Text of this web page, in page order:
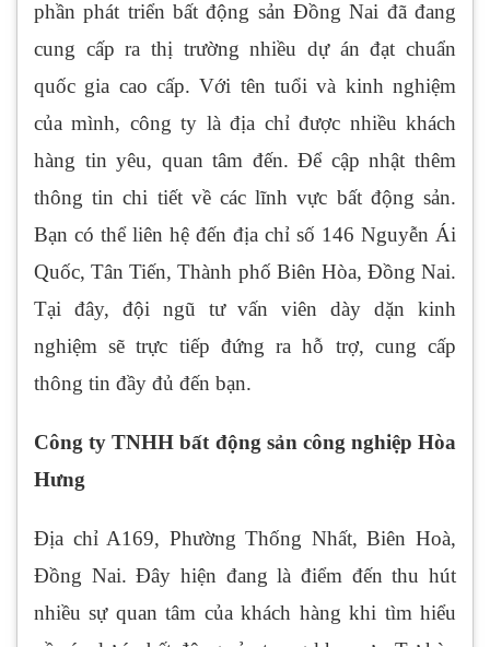
phần phát triển bất động sản Đồng Nai đã đang
cung cấp ra thị trường nhiều dự án đạt chuẩn
quốc gia cao cấp. Với tên tuổi và kinh nghiệm
của mình, công ty là địa chỉ được nhiều khách
hàng tin yêu, quan tâm đến. Để cập nhật thêm
thông tin chi tiết về các lĩnh vực bất động sản.
Bạn có thể liên hệ đến địa chỉ số 146 Nguyễn Ái
Quốc, Tân Tiến, Thành phố Biên Hòa, Đồng Nai.
Tại đây, đội ngũ tư vấn viên dày dặn kinh
nghiệm sẽ trực tiếp đứng ra hỗ trợ, cung cấp
thông tin đầy đủ đến bạn.
Công ty TNHH bất động sản công nghiệp Hòa
Hưng
Địa chỉ A169, Phường Thống Nhất, Biên Hoà,
Đồng Nai. Đây hiện đang là điểm đến thu hút
nhiều sự quan tâm của khách hàng khi tìm hiểu